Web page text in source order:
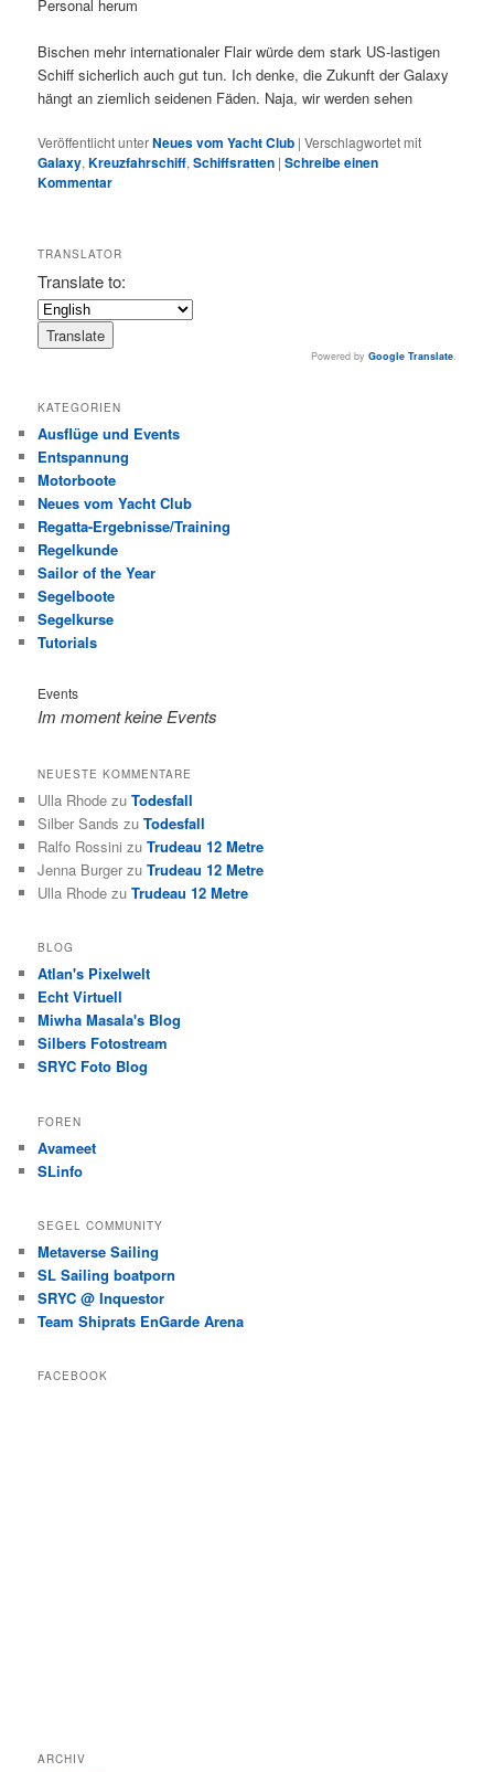
Personal herum
Bischen mehr internationaler Flair würde dem stark US-lastigen
Schiff sicherlich auch gut tun. Ich denke, die Zukunft der Galaxy
hängt an ziemlich seidenen Fäden. Naja, wir werden sehen
Veröffentlicht unterNeues vom Yacht Club |Verschlagwortet mit
Galaxy,Kreuzfahrschiff,Schiffsratten |Schreibe einen
Kommentar
TRANSLATOR
Translate to:
Powered by Google Translate.
KATEGORIEN
Ausflüge und Events
Entspannung
Motorboote
Neues vom Yacht Club
Regatta-Ergebnisse/Training
Regelkunde
Sailor of the Year
Segelboote
Segelkurse
Tutorials
Events
Im moment keine Events
NEUESTE KOMMENTARE
Ulla Rhode zuTodesfall
Silber Sands zuTodesfall
Ralfo Rossini zuTrudeau 12 Metre
Jenna Burger zuTrudeau 12 Metre
Ulla Rhode zuTrudeau 12 Metre
BLOG
Atlan's Pixelwelt
Echt Virtuell
Miwha Masala's Blog
Silbers Fotostream
SRYC Foto Blog
FOREN
Avameet
SLinfo
SEGEL COMMUNITY
Metaverse Sailing
SL Sailing boatporn
SRYC @ Inquestor
Team Shiprats EnGarde Arena
FACEBOOK
ARCHIV